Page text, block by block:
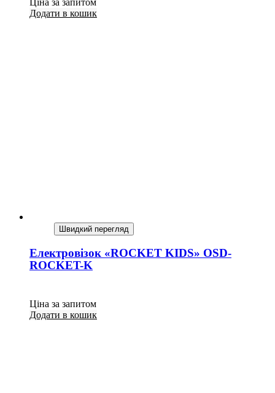
Ціна за запитом
Додати в кошик
Швидкий перегляд
Електровізок «ROCKET KIDS» OSD-
ROCKET-K
Ціна за запитом
Додати в кошик